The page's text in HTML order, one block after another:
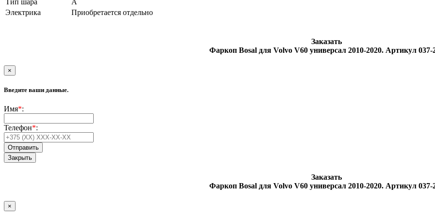
Тип шара
A
Электрика
Приобретается отдельно
Заказать
Фаркоп Bosal для Volvo V60 универсал 2010-2020. Артикул 037-
×
Введите ваши данные.
Имя*:
Телефон*:
Закрыть
Заказать
Фаркоп Bosal для Volvo V60 универсал 2010-2020. Артикул 037-
×